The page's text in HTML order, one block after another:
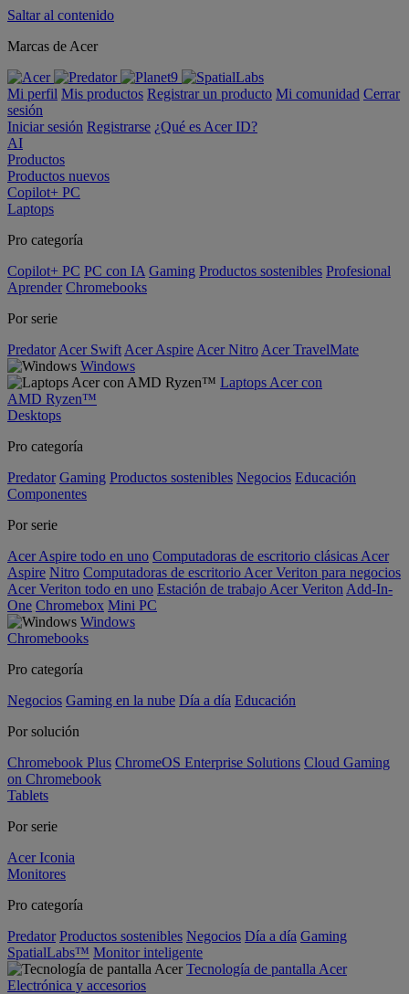
Saltar al contenido
Marcas de Acer
Mi perfil Mis productos Registrar un producto Mi comunidad Cerrar
sesión
Iniciar sesión Registrarse ¿Qué es Acer ID?
AI
Productos
Productos nuevos
Copilot+ PC
Laptops
Pro categoría
Copilot+ PC PC con IA Gaming Productos sostenibles Profesional
Aprender Chromebooks
Por serie
Predator Acer Swift Acer Aspire Acer Nitro Acer TravelMate
Windows
Laptops Acer con
AMD Ryzen™
Desktops
Pro categoría
Predator Gaming Productos sostenibles Negocios Educación
Componentes
Por serie
Acer Aspire todo en uno Computadoras de escritorio clásicas Acer
Aspire Nitro Computadoras de escritorio Acer Veriton para negocios
Acer Veriton todo en uno Estación de trabajo Acer Veriton Add-In-
One Chromebox Mini PC
Windows
Chromebooks
Pro categoría
Negocios Gaming en la nube Día a día Educación
Por solución
Chromebook Plus ChromeOS Enterprise Solutions Cloud Gaming
on Chromebook
Tablets
Por serie
Acer Iconia
Monitores
Pro categoría
Predator Productos sostenibles Negocios Día a día Gaming
SpatialLabs™ Monitor inteligente
Tecnología de pantalla Acer
Electrónica y accesorios